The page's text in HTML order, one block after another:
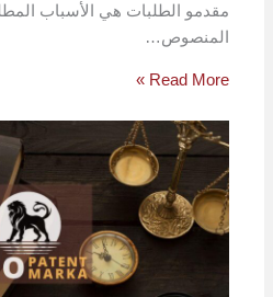
مقدمو الطلبات هي الأسباب
المنصوص…
Read More »